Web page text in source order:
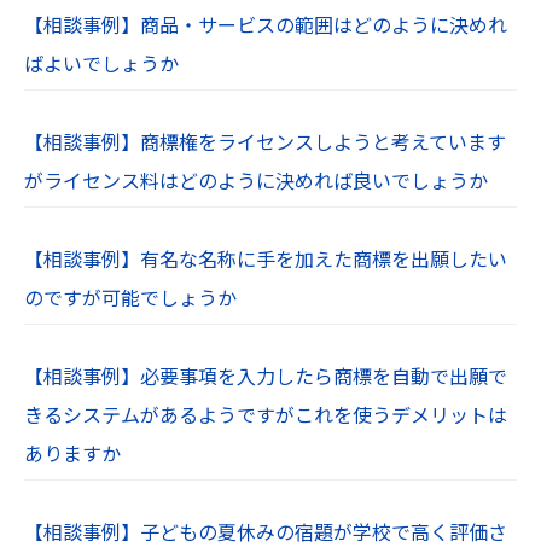
【相談事例】商品・サービスの範囲はどのように決めれ
ばよいでしょうか
【相談事例】商標権をライセンスしようと考えています
がライセンス料はどのように決めれば良いでしょうか
【相談事例】有名な名称に手を加えた商標を出願したい
のですが可能でしょうか
【相談事例】必要事項を入力したら商標を自動で出願で
きるシステムがあるようですがこれを使うデメリットは
ありますか
【相談事例】子どもの夏休みの宿題が学校で高く評価さ